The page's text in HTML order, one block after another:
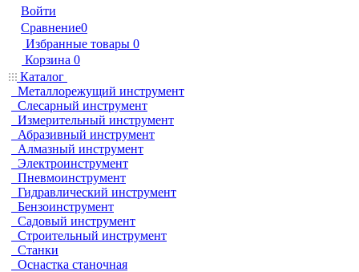
Войти
Сравнение0
Избранные товары 0
Корзина 0
Каталог
Металлорежущий инструмент
Слесарный инструмент
Измерительный инструмент
Абразивный инструмент
Алмазный инструмент
Электроинструмент
Пневмоинструмент
Гидравлический инструмент
Бензоинструмент
Садовый инструмент
Строительный инструмент
Станки
Оснастка станочная